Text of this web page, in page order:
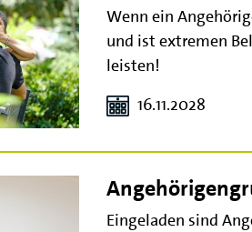
Wenn ein
und ist extremen
leisten!
16.11.2028
Eingeladen sind